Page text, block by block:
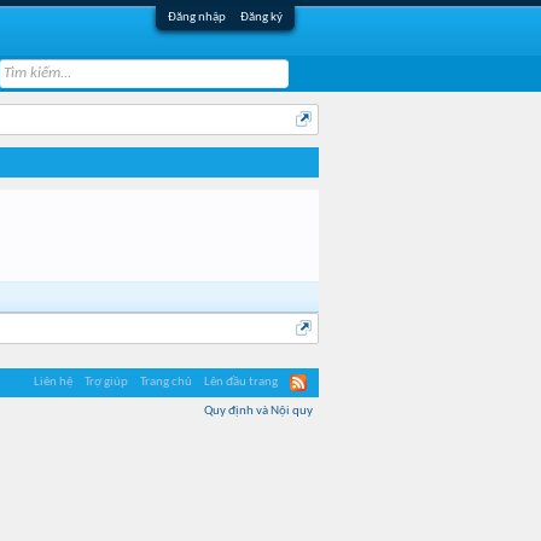
Đăng nhập Đăng ký
Liên hệ Trợ giúp Trang chủ Lên đầu trang
Quy định và Nội quy